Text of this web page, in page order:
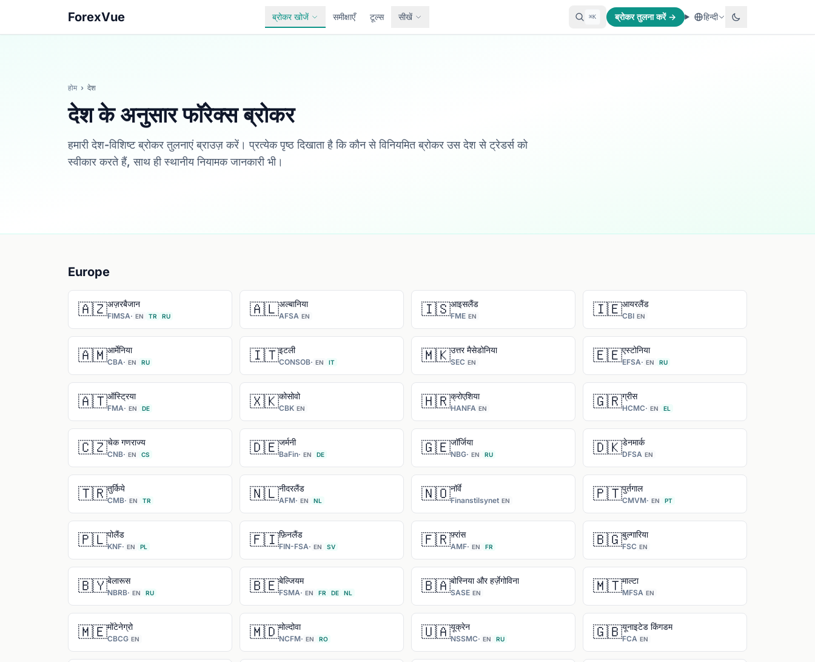
ForexVue ब्रोकर खोजें समीक्षाएँ टूल्स सीखें ⌘K ब्रोकर तुलना करें → हिन्दी
होम › देश
देश के अनुसार फॉरेक्स ब्रोकर
हमारी देश-विशिष्ट ब्रोकर तुलनाएं ब्राउज़ करें। प्रत्येक पृष्ठ दिखाता है कि कौन से विनियमित ब्रोकर उस देश से ट्रेडर्स को
स्वीकार करते हैं, साथ ही स्थानीय नियामक जानकारी भी।
Europe
🇦🇿अज़रबैजान
FIMSA· EN TR RU 🇦🇱अल्बानिया
AFSA EN 🇮🇸आइसलैंड
FME EN 🇮🇪आयरलैंड
CBI EN
🇦🇲आर्मेनिया
CBA· EN RU 🇮🇹इटली
CONSOB· EN IT 🇲🇰उत्तर मैसेडोनिया
SEC EN 🇪🇪एस्टोनिया
EFSA· EN RU
🇦🇹ऑस्ट्रिया
FMA· EN DE 🇽🇰कोसोवो
CBK EN 🇭🇷क्रोएशिया
HANFA EN 🇬🇷ग्रीस
HCMC· EN EL
🇨🇿चेक गणराज्य
CNB· EN CS 🇩🇪जर्मनी
BaFin· EN DE 🇬🇪जॉर्जिया
NBG· EN RU 🇩🇰डेनमार्क
DFSA EN
🇹🇷तुर्किये
CMB· EN TR 🇳🇱नीदरलैंड
AFM· EN NL 🇳🇴नॉर्वे
Finanstilsynet EN 🇵🇹पुर्तगाल
CMVM· EN PT
🇵🇱पोलैंड
KNF· EN PL 🇫🇮फ़िनलैंड
FIN-FSA· EN SV 🇫🇷फ़्रांस
AMF· EN FR 🇧🇬बुल्गारिया
FSC EN
🇧🇾बेलारूस
NBRB· EN RU 🇧🇪बेल्जियम
FSMA· EN FR DE NL 🇧🇦बोस्निया और हर्ज़ेगोविना
SASE EN 🇲🇹माल्टा
MFSA EN
🇲🇪मोंटेनेग्रो
CBCG EN 🇲🇩मोल्दोवा
NCFM· EN RO 🇺🇦यूक्रेन
NSSMC· EN RU 🇬🇧यूनाइटेड किंगडम
FCA EN